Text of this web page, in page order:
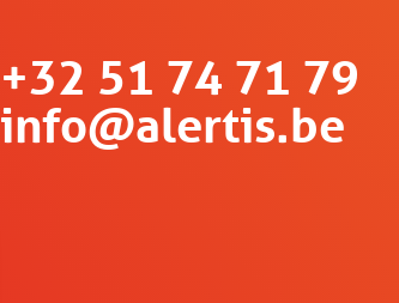
+32 51 74 71 79
info@alertis.be